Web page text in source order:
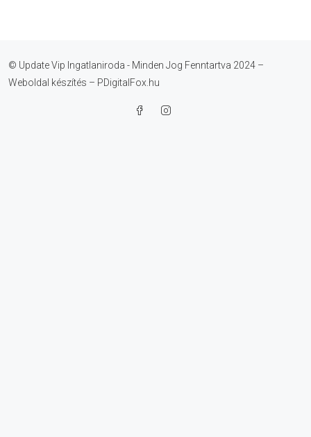
© Update Vip Ingatlaniroda - Minden Jog Fenntartva 2024 –
Weboldal készítés – PDigitalFox.hu